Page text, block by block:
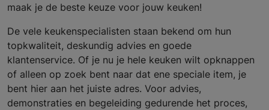
maak je de beste keuze voor jouw keuken!
De vele keukenspecialisten staan bekend om hun
topkwaliteit, deskundig advies en goede
klantenservice. Of je nu je hele keuken wilt opknappen
of alleen op zoek bent naar dat ene speciale item, je
bent hier aan het juiste adres. Voor advies,
demonstraties en begeleiding gedurende het proces,